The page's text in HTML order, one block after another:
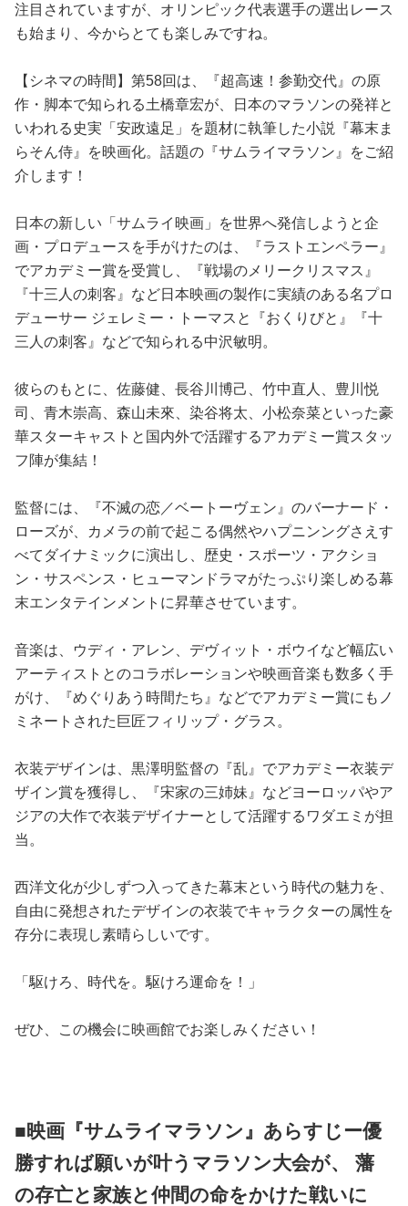
ゲーム
注目されていますが、オリンピック代表選手の選出レース
も始まり、今からとても楽しみですね。
【シネマの時間】第58回は、『超高速！参勤交代』の原
作・脚本で知られる土橋章宏が、日本のマラソンの発祥と
いわれる史実「安政遠足」を題材に執筆した小説『幕末ま
らそん侍』を映画化。話題の『サムライマラソン』をご紹
介します！
日本の新しい「サムライ映画」を世界へ発信しようと企
画・プロデュースを手がけたのは、『ラストエンペラー』
でアカデミー賞を受賞し、『戦場のメリークリスマス』
『十三人の刺客』など日本映画の製作に実績のある名プロ
デューサー ジェレミー・トーマスと『おくりびと』『十
三人の刺客』などで知られる中沢敏明。
彼らのもとに、佐藤健、長谷川博己、竹中直人、豊川悦
司、青木崇高、森山未來、染谷将太、小松奈菜といった豪
華スターキャストと国内外で活躍するアカデミー賞スタッ
フ陣が集結！
監督には、『不滅の恋／ベートーヴェン』のバーナード・
ローズが、カメラの前で起こる偶然やハプニンングさえす
べてダイナミックに演出し、歴史・スポーツ・アクショ
ン・サスペンス・ヒューマンドラマがたっぷり楽しめる幕
末エンタテインメントに昇華させています。
音楽は、ウディ・アレン、デヴィット・ボウイなど幅広い
アーティストとのコラボレーションや映画音楽も数多く手
がけ、『めぐりあう時間たち』などでアカデミー賞にもノ
ミネートされた巨匠フィリップ・グラス。
衣装デザインは、黒澤明監督の『乱』でアカデミー衣装デ
ザイン賞を獲得し、『宋家の三姉妹』などヨーロッパやア
ジアの大作で衣装デザイナーとして活躍するワダエミが担
当。
西洋文化が少しずつ入ってきた幕末という時代の魅力を、
自由に発想されたデザインの衣装でキャラクターの属性を
存分に表現し素晴らしいです。
「駆けろ、時代を。駆けろ運命を！」
ぜひ、この機会に映画館でお楽しみください！
■映画『サムライマラソン』あらすじー優
勝すれば願いが叶うマラソン大会が、 藩
の存亡と家族と仲間の命をかけた戦いに